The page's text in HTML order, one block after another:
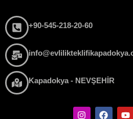
+90-545-218-20-60
Kapadokya - NEVŞEHİR